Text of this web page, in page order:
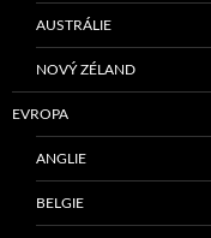
AUSTRÁLIE
NOVÝ ZÉLAND
EVROPA
ANGLIE
BELGIE